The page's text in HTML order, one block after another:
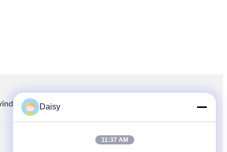
8613914006446
Daisy
11:37 AM